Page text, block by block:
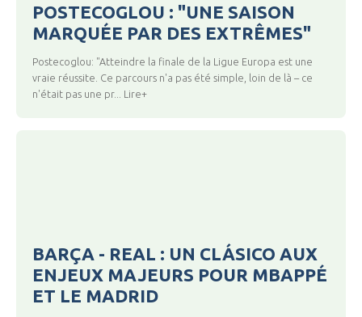
POSTECOGLOU : "UNE SAISON
MARQUÉE PAR DES EXTRÊMES"
Postecoglou: "Atteindre la finale de la Ligue Europa est une
vraie réussite. Ce parcours n'a pas été simple, loin de là – ce
n'était pas une pr... Lire+
BARÇA - REAL : UN CLÁSICO AUX
ENJEUX MAJEURS POUR MBAPPÉ
ET LE MADRID